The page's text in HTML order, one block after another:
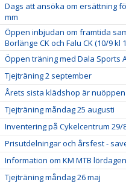
Dags att ansöka om ersättning
mm
Öppen inbjudan om framtida
Borlänge CK och Falu CK (10/9 kl
Öppen träning med Dala Sports
Tjejträning 2 september
Årets sista klädshop är
Tjejträning måndag 25 augusti
Inventering på Cykelcentrum 29/
Prisutdelningar och årsfest -
Information om KM MTB
Tjejträning måndag 26 maj